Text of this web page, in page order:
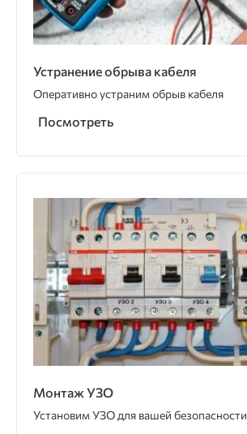
Устранение обрыва кабеля
Оперативно устраним обрыв кабеля
Посмотреть
Монтаж УЗО
Установим УЗО для вашей безопасности